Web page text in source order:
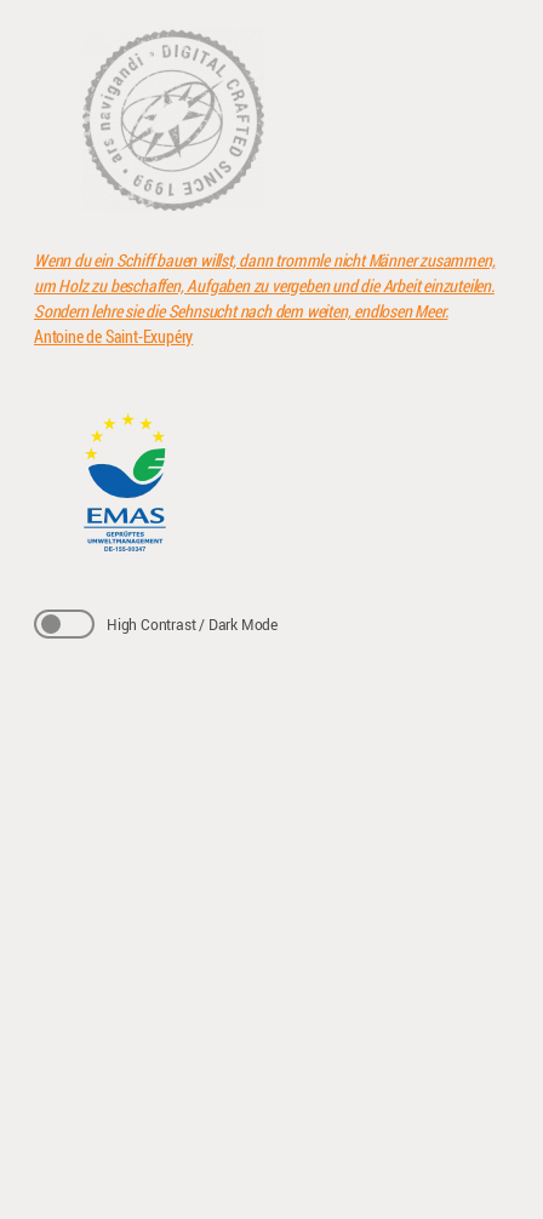
Wenn du ein Schiff bauen willst, dann trommle nicht Männer zusammen,
um Holz zu beschaffen, Aufgaben zu vergeben und die Arbeit einzuteilen.
Sondern lehre sie die Sehnsucht nach dem weiten, endlosen Meer.
Antoine de Saint-Exupéry
High Contrast / Dark Mode